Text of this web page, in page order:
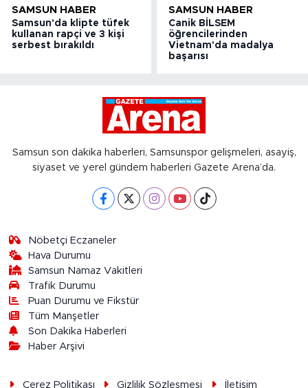
SAMSUN HABER
Samsun'da klipte tüfek
kullanan rapçi ve 3 kişi
serbest bırakıldı
SAMSUN HABER
Canik BİLSEM
öğrencilerinden
Vietnam'da madalya
başarısı
Samsun son dakika haberleri, Samsunspor gelişmeleri, asayiş,
siyaset ve yerel gündem haberleri Gazete Arena’da.
Nöbetçi Eczaneler
Hava Durumu
Samsun Namaz Vakitleri
Trafik Durumu
Puan Durumu ve Fikstür
Tüm Manşetler
Son Dakika Haberleri
Haber Arşivi
Çerez Politikası Gizlilik Sözleşmesi İletişim